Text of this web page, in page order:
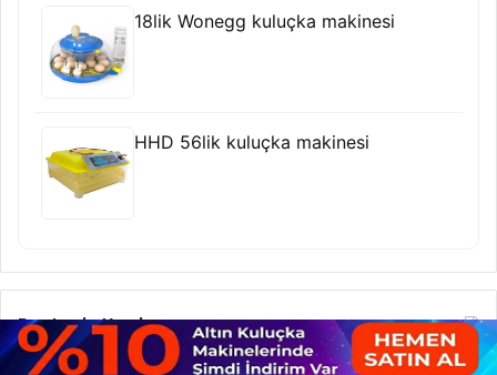
18lik Wonegg kuluçka makinesi
HHD 56lik kuluçka makinesi
Rastgele Yazılar